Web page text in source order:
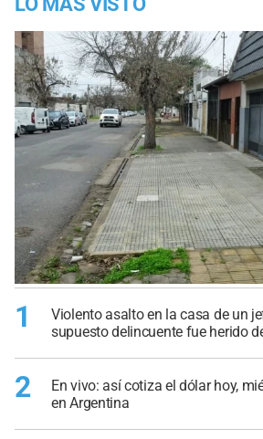
1
Violento asalto en la casa de un
supuesto delincuente fue herido
2
En vivo: así cotiza el dólar hoy,
en Argentina